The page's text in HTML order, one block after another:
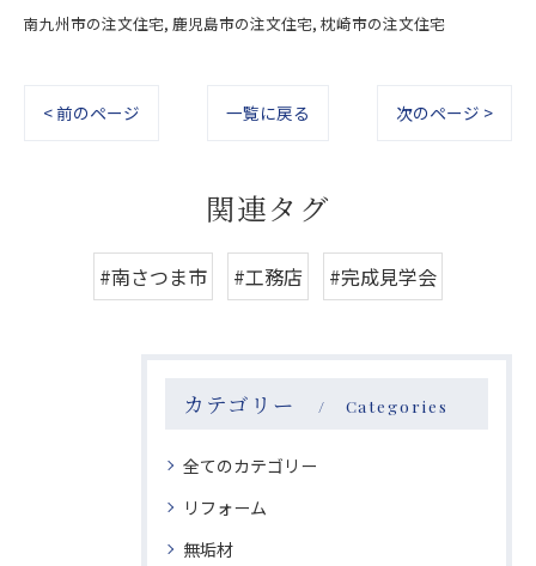
南九州市の注文住宅 鹿児島市の注文住宅 枕崎市の注文住宅
< 前のページ 一覧に戻る 次のページ >
関連タグ
#南さつま市 #工務店 #完成見学会
カテゴリー Categories
全てのカテゴリー
リフォーム
無垢材